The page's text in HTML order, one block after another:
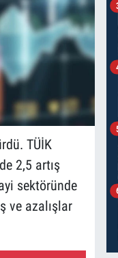
TÜİK
2,5 artış
sektöründe
ve azalışlar